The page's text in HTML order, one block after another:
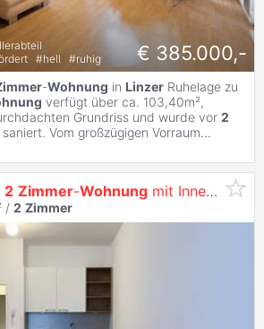
#hell #ruhig € 385.000,-
-Wohnung in Linzer Ruhelage zu
verfügt über ca. 103,40m²,
Grundriss und wurde vor 2
Vom großzügigen Vorraum...
2 Zimmer-Wohnung mit Innenhof Terrasse | Erdgeschoss |
/ 2 Zimmer